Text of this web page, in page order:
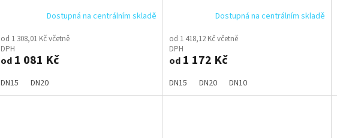
Dostupná na centrálním skladě
od 1 308,01 Kč včetně
DPH
od 1 081 Kč
DN15 DN20
Dostupná na centrálním skladě
od 1 418,12 Kč včetně
DPH
od1 172 Kč
DN15 DN20 DN10